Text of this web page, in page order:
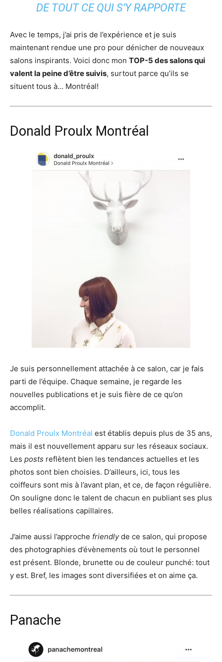
DE TOUT CE QUI S’Y RAPPORTE
Avec le temps, j’ai pris de l’expérience et je suis
maintenant rendue une pro pour dénicher de nouveaux
salons inspirants. Voici donc mon TOP-5 des salons qui
valent la peine d’être suivis, surtout parce qu’ils se
situent tous à… Montréal!
Donald Proulx Montréal
Je suis personnellement attachée à ce salon, car je fais
parti de l’équipe. Chaque semaine, je regarde les
nouvelles publications et je suis fière de ce qu’on
accomplit.
Donald Proulx Montréal est établis depuis plus de 35 ans,
mais il est nouvellement apparu sur les réseaux sociaux.
Les posts reflètent bien les tendances actuelles et les
photos sont bien choisies. D’ailleurs, ici, tous les
coiffeurs sont mis à l’avant plan, et ce, de façon régulière.
On souligne donc le talent de chacun en publiant ses plus
belles réalisations capillaires.
J’aime aussi l’approche friendlyde ce salon, qui propose
des photographies d’évènements où tout le personnel
est présent. Blonde, brunette ou de couleur punché: tout
y est. Bref, les images sont diversifiées et on aime ça.
Panache